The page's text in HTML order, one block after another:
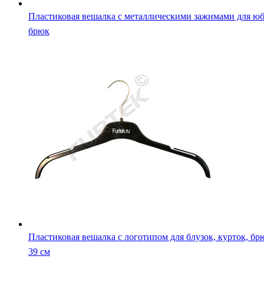
Пластиковая вешалка с металлическими зажимами для
брюк
Пластиковая вешалка с логотипом для блузок, курток,
39 см